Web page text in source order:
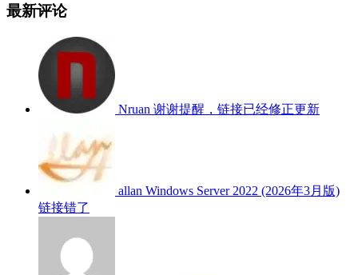
最新评论
Nruan 谢谢提醒，链接已经修正更新
allan Windows Server 2022 (2026年3月版)
链接错了